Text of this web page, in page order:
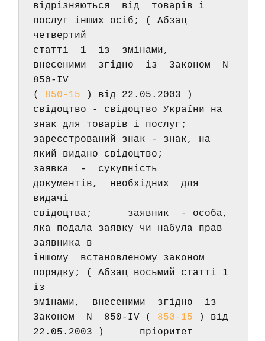
відрізняються  від  товарів і
послуг інших осіб; ( Абзац
четвертий
статті  1  із  змінами,
внесеними  згідно  із  Законом  N
850-IV
( 850-15 ) від 22.05.2003 )
свідоцтво - свідоцтво України на
знак для товарів і послуг;
зареєстрований знак - знак, на
який видано свідоцтво;
заявка  -  сукупність
документів,  необхідних  для
видачі
свідоцтва;      заявник  - особа,
яка подала заявку чи набула прав
заявника в
іншому  встановленому законом
порядку; ( Абзац восьмий статті 1
із
змінами,  внесеними  згідно  із
Законом  N  850-IV ( 850-15
22.05.2003 )      пріоритет